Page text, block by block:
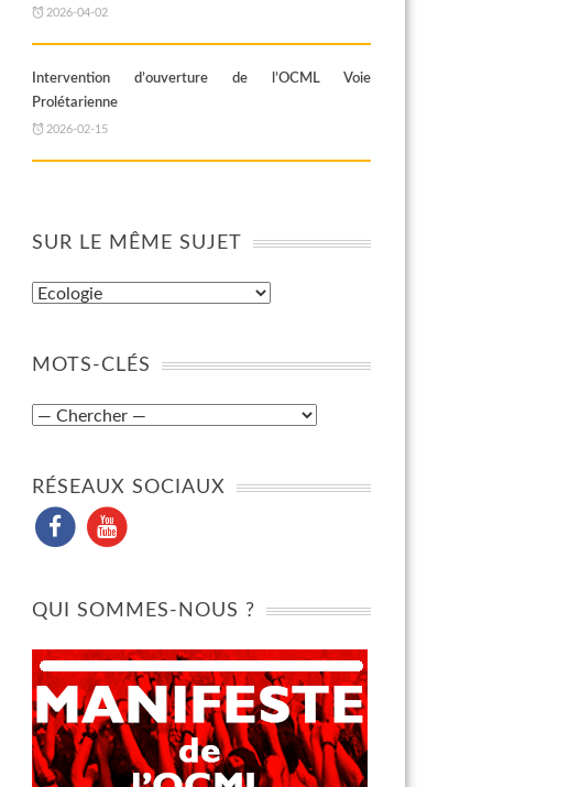
2026-04-02
Intervention d’ouverture de l’OCML Voie
Prolétarienne
2026-02-15
SUR LE MÊME SUJET
MOTS-CLÉS
RÉSEAUX SOCIAUX
QUI SOMMES-NOUS ?